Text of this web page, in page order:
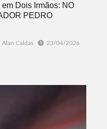
Dois Irmãos: NO
PEDRO
Alan Caldas 23/04/2026